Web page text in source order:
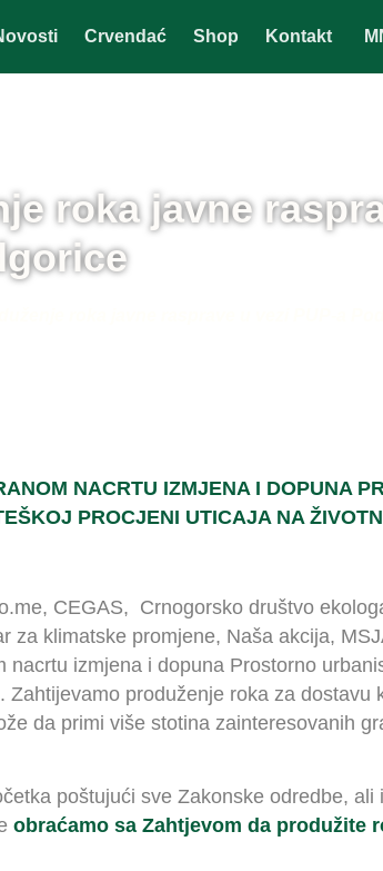
Crvendać Shop Kontakt
roka javne
NACRTU IZMJENA I DOPUNA
PROCJENI UTICAJA NA
CEGAS, Crnogorsko društvo
klimatske promjene, Naša akcija,
nacrtu izmjena i dopuna Prostorno
produženje roka za dostavu
da primi više stotina zainteresovanih
poštujući sve Zakonske odredbe, ali
obraćamo sa Zahtjevom da produžite